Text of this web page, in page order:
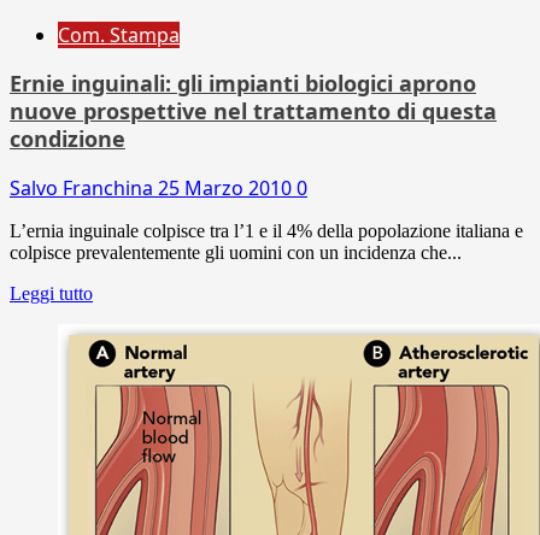
Com. Stampa
Ernie inguinali: gli impianti biologici aprono
nuove prospettive nel trattamento di questa
condizione
Salvo Franchina 25 Marzo 20100
L’ernia inguinale colpisce tra l’1 e il 4% della popolazione italiana e
colpisce prevalentemente gli uomini con un incidenza che...
Leggi tutto